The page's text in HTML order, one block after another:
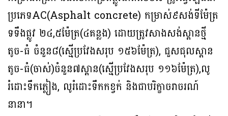
ប្រភេទAC(Asphalt concrete) កម្រាស់៩សង់ទីម៉ែត្រ
ទទឹងផ្លូវ ២៤,៥ម៉ែត្រ(៤គន្លង) ដោយត្រូវសាងសង់ស្ពានថ្មី
តូច-ធំ ចំនួន៨(ស្មើប្រវែងសរុប ១៥៦ម៉ែត្រ), ជួសជុលស្ពាន
តូច-ធំ(ចាស់)ចំនួន៧ស្ពាន(ស្មើប្រវែងសរុប ១១៦ម៉ែត្រ),លូ
រំដោះទឹកភ្លៀង, លូរំដោះទឹកកខ្វក់ និងជាបរិក្ខាចរាចរណ៍
នានា។